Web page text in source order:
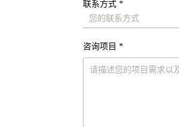
联系方式 *
咨询项目 *